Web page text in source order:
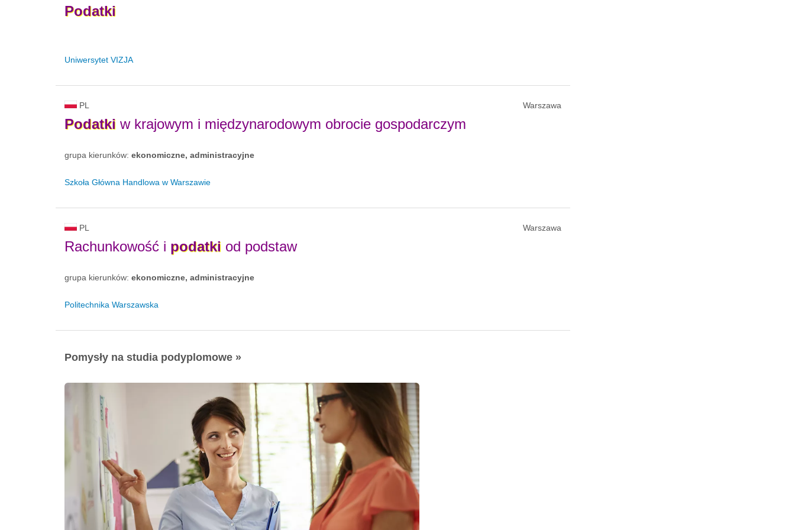
Podatki
Uniwersytet VIZJA
PL Warszawa
Podatki w krajowym i międzynarodowym obrocie gospodarczym
grupa kierunków: ekonomiczne, administracyjne
Szkoła Główna Handlowa w Warszawie
PL Warszawa
Rachunkowość i podatki od podstaw
grupa kierunków: ekonomiczne, administracyjne
Politechnika Warszawska
Pomysły na studia podyplomowe »